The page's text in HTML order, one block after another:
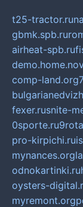
t25-tractor.ru
gbmk.spb.ru
airheat-spb.ru
comp-land.org
fexer.rusnite-
0sporte.ru
pro-kirpichi.ru
mynances.org
odnokartinki.ru
oysters-
myremont.org